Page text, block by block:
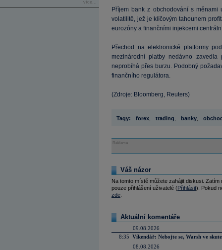
více...
Příjem bank z obchodování s
volatilitě, jež je klíčovým tahounem
eurozóny a finančními injekcemi
Přechod na elektronické platformy
mezinárodní platby nedávno
neprobíhá přes burzu. Podobný
finančního regulátora.
(Zdroje: Bloomberg, Reuters)
Tagy: forex trading banky
Reklama
Váš názor
Na tomto místě můžete zahájit diskusi.
pouze přihlášení uživatelé (Přihlásit). Pokud
zde
Aktuální komentáře
09.08.2026
8:35 Víkendář: Nebojte se, Warsh ve
08.08.2026